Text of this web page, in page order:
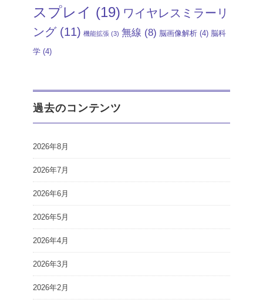
スプレイ (19) ワイヤレスミラーリ
ング(11) 機能拡張 (3) 無線 (8) 脳画像解析 (4) 脳科
学 (4)
過去のコンテンツ
2026年8月
2026年7月
2026年6月
2026年5月
2026年4月
2026年3月
2026年2月